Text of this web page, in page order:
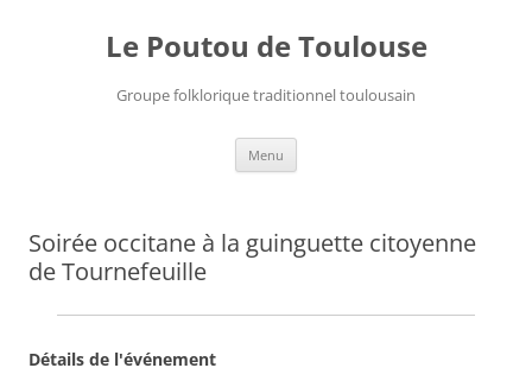
Le Poutou de Toulouse
Groupe folklorique traditionnel toulousain
Menu
Soirée occitane à la guinguette citoyenne
de Tournefeuille
Détails de l'événement